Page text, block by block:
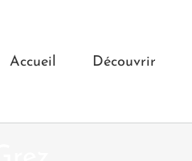
Accueil Découvrir